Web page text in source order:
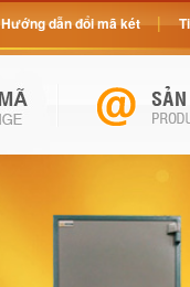
Hướng dẫn đổi mã két